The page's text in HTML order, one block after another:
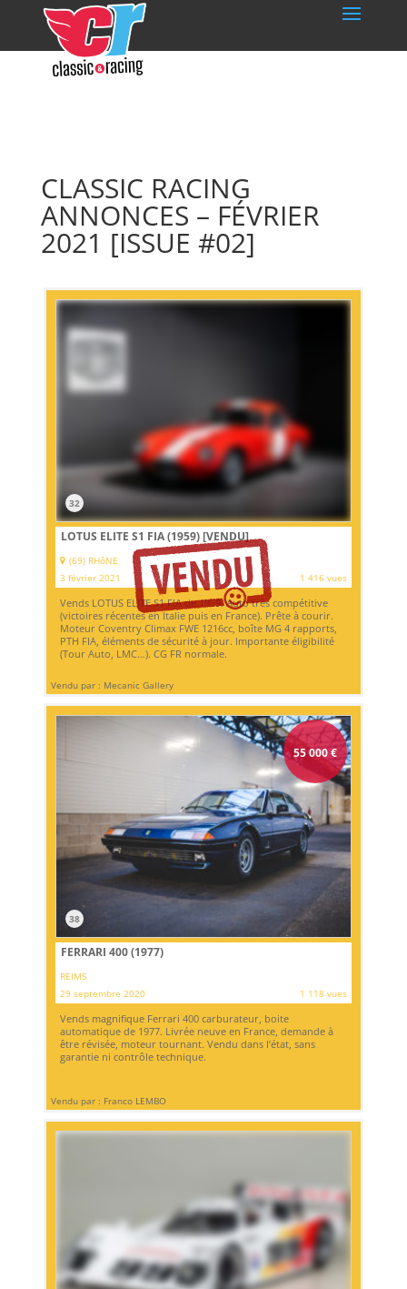
CLASSIC RACING
ANNONCES – FÉVRIER
2021 [ISSUE #02]
32
LOTUS ELITE S1 FIA (1959)[VENDU]
(69) RHôNE
3 février 2021
1 416 vues
Vends LOTUS ELITE S1 FIA de 1959. Auto très compétitive
(victoires récentes en Italie puis en France). Prête à courir.
Moteur Coventry Climax FWE 1216cc, boîte MG 4 rapports,
PTH FIA, éléments de sécurité à jour. Importante éligibilité
(Tour Auto, LMC…). CG FR normale.
Vendu par : Mecanic Gallery
55 000€
38
FERRARI 400 (1977)
REIMS
29 septembre 2020
1 118 vues
Vends magnifique Ferrari 400 carburateur, boite
automatique de 1977. Livrée neuve en France, demande à
être révisée, moteur tournant. Vendu dans l’état, sans
garantie ni contrôle technique.
Vendu par : Franco LEMBO